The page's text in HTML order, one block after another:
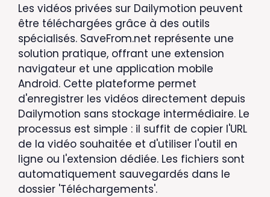
Les vidéos privées sur Dailymotion peuvent
être téléchargées grâce à des outils
spécialisés. SaveFrom.net représente une
solution pratique, offrant une extension
navigateur et une application mobile
Android. Cette plateforme permet
d'enregistrer les vidéos directement depuis
Dailymotion sans stockage intermédiaire. Le
processus est simple : il suffit de copier l'URL
de la vidéo souhaitée et d'utiliser l'outil en
ligne ou l'extension dédiée. Les fichiers sont
automatiquement sauvegardés dans le
dossier 'Téléchargements'.